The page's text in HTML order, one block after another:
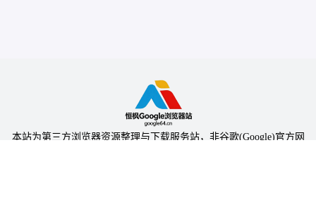
本站为第三方浏览器资源整理与下载服务站，非谷歌(Google)官方网